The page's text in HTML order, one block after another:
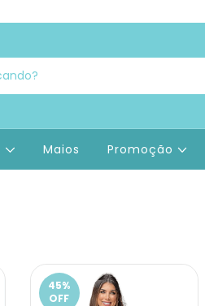
Maios Promoção
45%
OFF